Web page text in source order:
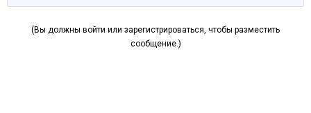
(Вы должны войти или зарегистрироваться, чтобы разместить
сообщение.)